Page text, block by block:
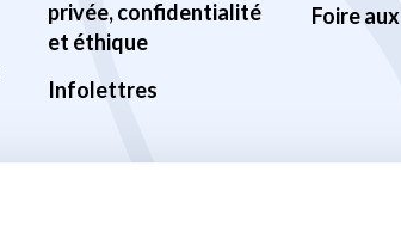
privée, confidentialité
et éthique
Infolettres
Foire